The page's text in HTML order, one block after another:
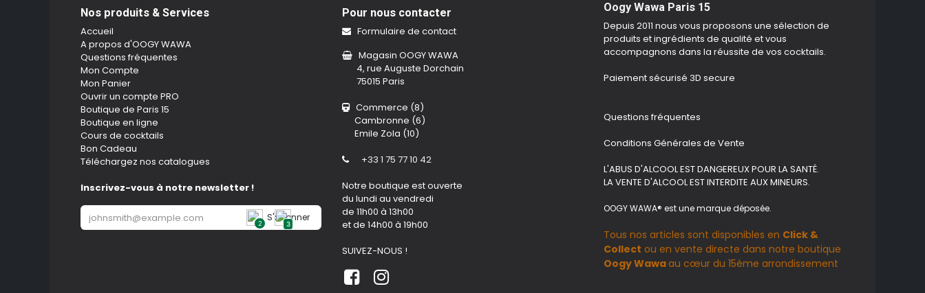
Nos produits & Services
Accueil
A propos d'OOGY WAWA
Questions fréquentes
Mon Compte
Mon Panier
Ouvrir un compte PRO
Boutique de Paris 15
Boutique en ligne
Cours de cocktails
Bon Cadeau
Téléchargez nos catalogues
Inscrivez-vous à notre newsletter !
2 3
S'abonner
Pour nous contacter
Formulaire de contact
Magasin OOGY WAWA
4, rue Auguste Dorchain
75015 Paris
Commerce (8)
Cambronne (6)
Emile Zola (10)
+33 1 75 77 10 42
Notre boutique est ouverte
du lundi au vendredi
de 11h00 à 13h00
et de 14h00 à 19h00
SUIVEZ-NOUS !
Oogy Wawa Paris 15
Depuis 2011 nous vous proposons une sélection de
produits et ingrédients de qualité et vous
accompagnons dans la réussite de vos cocktails.
Paiement sécurisé 3D secure
Questions fréquentes
Conditions Générales de Vente
L'ABUS D'ALCOOL EST DANGEREUX POUR LA SANTÉ.
LA VENTE D'ALCOOL EST INTERDITE AUX MINEURS.
OOGY WAWA® est une marque déposée.
Tous nos articles sont disponibles en Click &
Collect ou en vente directe dans notre boutique
Oogy Wawaau cœur du 15ème arrondissement